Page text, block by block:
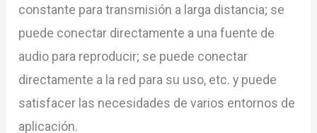
constante para transmisión a larga distancia; se
puede conectar directamente a una fuente de
audio para reproducir; se puede conectar
directamente a la red para su uso, etc. y puede
satisfacer las necesidades de varios entornos de
aplicación.